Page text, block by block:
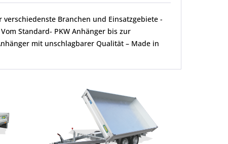
Branchen und Einsatzgebiete -
Standard- PKW Anhänger bis zur
mit unschlagbarer Qualität – Made in